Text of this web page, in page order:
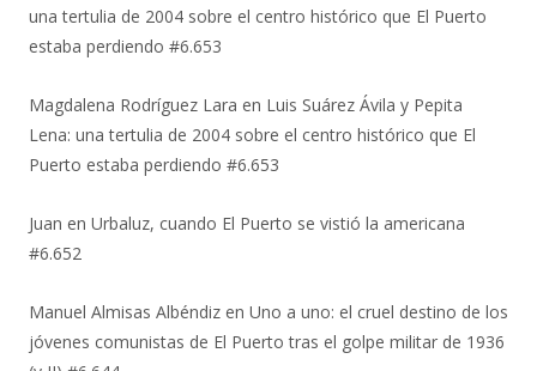
una tertulia de 2004 sobre el centro histórico que El Puerto
estaba perdiendo #6.653
Magdalena Rodríguez Lara en Luis Suárez Ávila y Pepita
Lena: una tertulia de 2004 sobre el centro histórico que El
Puerto estaba perdiendo #6.653
Juan en Urbaluz, cuando El Puerto se vistió la americana
#6.652
Manuel Almisas Albéndiz en Uno a uno: el cruel destino de los
jóvenes comunistas de El Puerto tras el golpe militar de 1936